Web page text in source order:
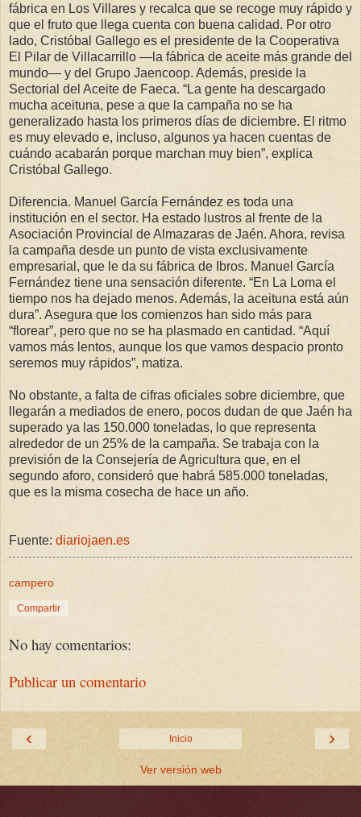
fábrica en Los Villares y recalca que se recoge muy rápido y
que el fruto que llega cuenta con buena calidad. Por otro
lado, Cristóbal Gallego es el presidente de la Cooperativa
El Pilar de Villacarrillo —la fábrica de aceite más grande del
mundo— y del Grupo Jaencoop. Además, preside la
Sectorial del Aceite de Faeca. “La gente ha descargado
mucha aceituna, pese a que la campaña no se ha
generalizado hasta los primeros días de diciembre. El ritmo
es muy elevado e, incluso, algunos ya hacen cuentas de
cuándo acabarán porque marchan muy bien”, explica
Cristóbal Gallego.
Diferencia. Manuel García Fernández es toda una
institución en el sector. Ha estado lustros al frente de la
Asociación Provincial de Almazaras de Jaén. Ahora, revisa
la campaña desde un punto de vista exclusivamente
empresarial, que le da su fábrica de Ibros. Manuel García
Fernández tiene una sensación diferente. “En La Loma el
tiempo nos ha dejado menos. Además, la aceituna está aún
dura”. Asegura que los comienzos han sido más para
“florear”, pero que no se ha plasmado en cantidad. “Aquí
vamos más lentos, aunque los que vamos despacio pronto
seremos muy rápidos”, matiza.
No obstante, a falta de cifras oficiales sobre diciembre, que
llegarán a mediados de enero, pocos dudan de que Jaén ha
superado ya las 150.000 toneladas, lo que representa
alrededor de un 25% de la campaña. Se trabaja con la
previsión de la Consejería de Agricultura que, en el
segundo aforo, consideró que habrá 585.000 toneladas,
que es la misma cosecha de hace un año.
Fuente: diariojaen.es
campero
Compartir
No hay comentarios:
Publicar un comentario
‹ ›
Inicio
Ver versión web